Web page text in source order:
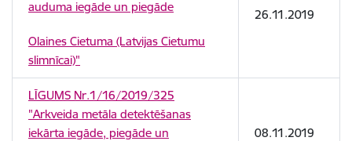
auduma iegāde un piegāde
Olaines Cietuma (Latvijas Cietumu
slimnīcai)"
26.11.2019
LĪGUMS Nr.1/16/2019/325
"Arkveida metāla detektēšanas
iekārta iegāde, piegāde un
08.11.2019